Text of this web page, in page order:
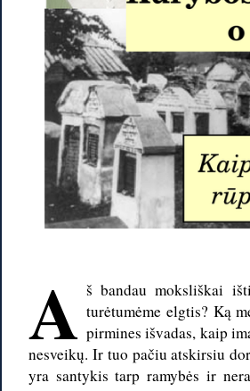
A š bandau moksliškai
turėtumėme elgtis? Ką
pirmines išvadas, kaip
nesveikų. Ir tuo pačiu atskirsiu
yra santykis tarp ramybės ir